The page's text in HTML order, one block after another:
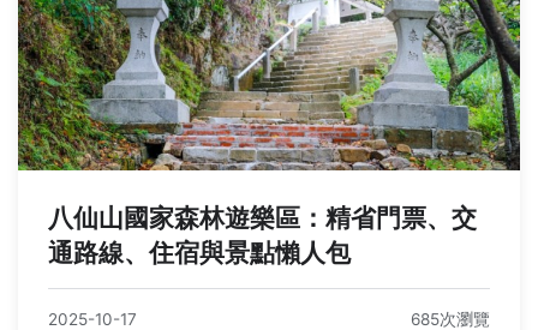
八仙山國家森林遊樂區：精省門票、交
通路線、住宿與景點懶人包
2025-10-17 685次瀏覽